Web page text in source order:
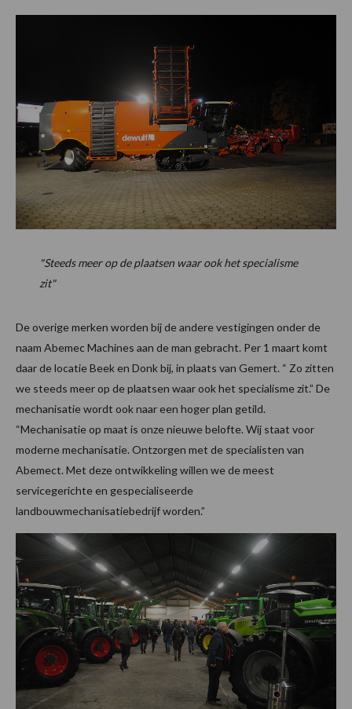
"Steeds meer op de plaatsen waar ook het specialisme
zit"
De overige merken worden bij de andere vestigingen onder de
naam Abemec Machines aan de man gebracht. Per 1 maart komt
daar de locatie Beek en Donk bij, in plaats van Gemert. “ Zo zitten
we steeds meer op de plaatsen waar ook het specialisme zit.” De
mechanisatie wordt ook naar een hoger plan getild.
“Mechanisatie op maat is onze nieuwe belofte. Wij staat voor
moderne mechanisatie. Ontzorgen met de specialisten van
Abemect. Met deze ontwikkeling willen we de meest
servicegerichte en gespecialiseerde
landbouwmechanisatiebedrijf worden.”